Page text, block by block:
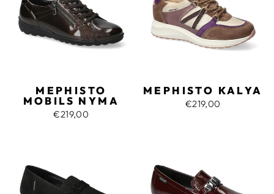
MEPHISTO
MOBILS NYMA
€219,00
MEPHISTO KALYA
€219,00